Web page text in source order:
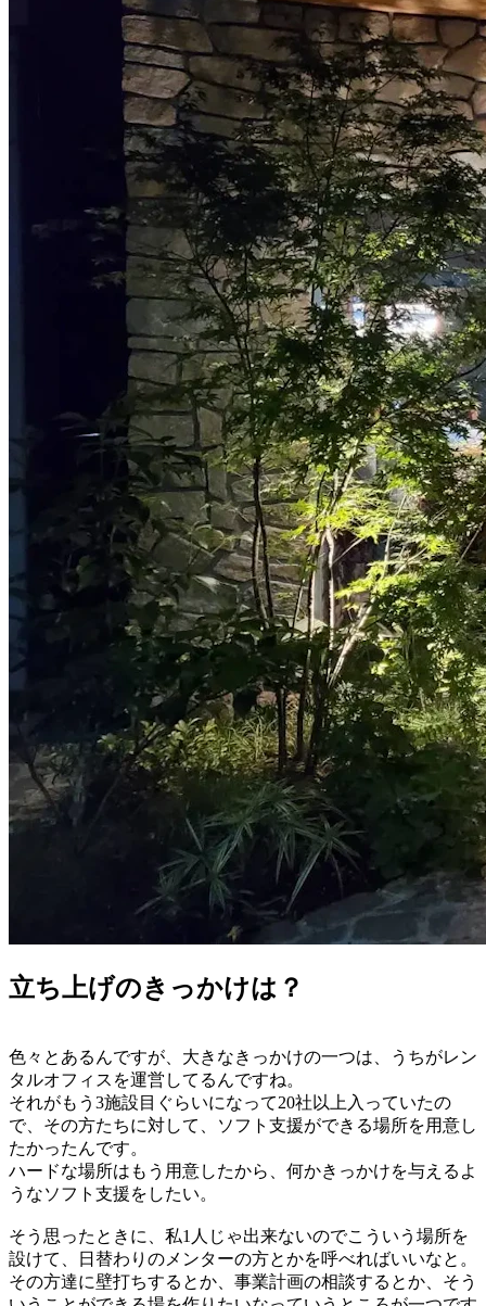
立ち上げのきっかけは？
色々とあるんですが、大きなきっかけの一つは、うちがレン
タルオフィスを運営してるんですね。
それがもう3施設目ぐらいになって20社以上入っていたの
で、その方たちに対して、ソフト支援ができる場所を用意し
たかったんです。
ハードな場所はもう用意したから、何かきっかけを与えるよ
うなソフト支援をしたい。
そう思ったときに、私1人じゃ出来ないのでこういう場所を
設けて、日替わりのメンターの方とかを呼べればいいなと。
その方達に壁打ちするとか、事業計画の相談するとか、そう